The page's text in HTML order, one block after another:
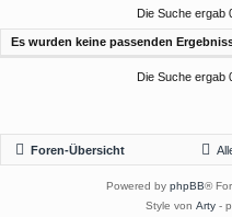
f
Die Suche ergab
Es wurden keine passenden
Die Suche ergab
Foren-Übersicht
Powered by phpBB®
Style von Arty -